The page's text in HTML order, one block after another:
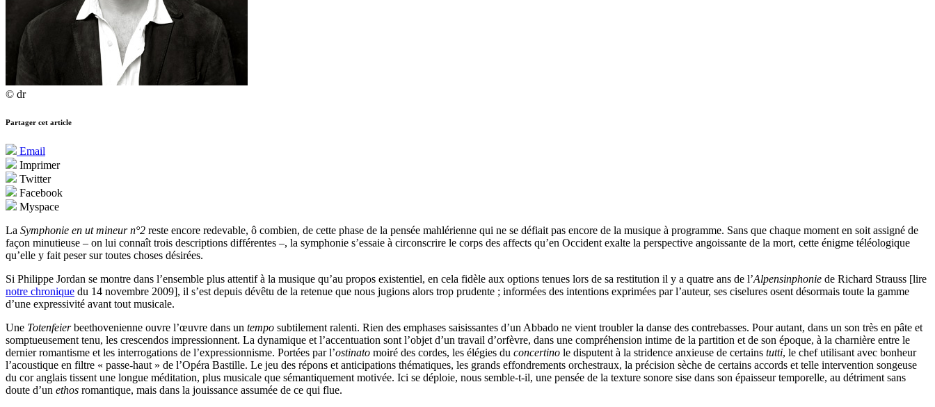
© dr
Partager cet article
Email
Imprimer
Twitter
Facebook
Myspace
La Symphonie en ut mineur n°2 reste encore redevable, ô combien, de cette phase de la pensée mahlérienne qui ne se défiait pas encore de la musique à programme. Sans que chaque moment en soit assigné de
façon minutieuse – on lui connaît trois descriptions différentes –, la symphonie s’essaie à circonscrire le corps des affects qu’en Occident exalte la perspective angoissante de la mort, cette énigme téléologique
qu’elle y fait peser sur toutes choses désirées.
Si Philippe Jordan se montre dans l’ensemble plus attentif à la musique qu’au propos existentiel, en cela fidèle aux options tenues lors de sa restitution il y a quatre ans de l’Alpensinphonie de Richard Strauss [lire
notre chronique du 14 novembre 2009], il s’est depuis dévêtu de la retenue que nous jugions alors trop prudente ; informées des intentions exprimées par l’auteur, ses ciselures osent désormais toute la gamme
d’une expressivité avant tout musicale.
Une Totenfeierbeethovenienne ouvre l’œuvre dans un tempo subtilement ralenti. Rien des emphases saisissantes d’un Abbado ne vient troubler la danse des contrebasses. Pour autant, dans un son très en pâte et
somptueusement tenu, les crescendos impressionnent. La dynamique et l’accentuation sont l’objet d’un travail d’orfèvre, dans une compréhension intime de la partition et de son époque, à la charnière entre le
dernier romantisme et les interrogations de l’expressionnisme. Portées par l’ostinato moiré des cordes, les élégies du concertino le disputent à la stridence anxieuse de certains tutti, le chef utilisant avec bonheur
l’acoustique en filtre « passe-haut » de l’Opéra Bastille. Le jeu des répons et anticipations thématiques, les grands effondrements orchestraux, la précision sèche de certains accords et telle intervention songeuse
du cor anglais tissent une longue méditation, plus musicale que sémantiquement motivée. Ici se déploie, nous semble-t-il, une pensée de la texture sonore sise dans son épaisseur temporelle, au détriment sans
doute d’un ethos romantique, mais dans la jouissance assumée de ce qui flue.